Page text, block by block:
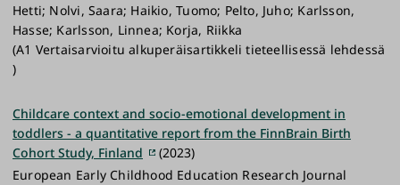
Hetti; Nolvi, Saara; Haikio, Tuomo; Pelto, Juho; Karlsson,
Hasse; Karlsson, Linnea; Korja, Riikka
(A1 Vertaisarvioitu alkuperäisartikkeli tieteellisessä lehdessä
)
Childcare context and socio-emotional development in
toddlers - a quantitative report from the FinnBrain Birth
Cohort Study, Finland
(2023)
European Early Childhood Education Research Journal